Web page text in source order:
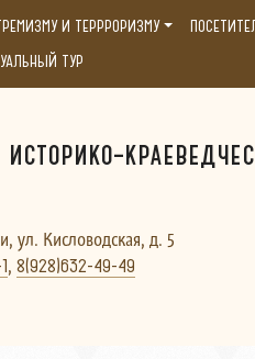
И ТЕРРРОРИЗМУ
ТУР
ул. Кисловодская, д. 5
, 8(928)632-49-49